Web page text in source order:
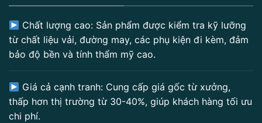
Chất lượng cao: Sản phẩm được kiểm tra kỹ lưỡng
từ chất liệu vải, đường may, các phụ kiện đi kèm, đảm
bảo độ bền và tính thẩm mỹ cao.
Giá cả cạnh tranh: Cung cấp giá gốc từ xưởng,
thấp hơn thị trường từ 30-40%, giúp khách hàng tối ưu
chi phí.